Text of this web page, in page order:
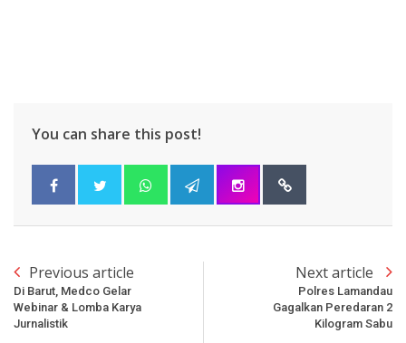
You can share this post!
Previous article
Di Barut, Medco Gelar
Webinar & Lomba Karya
Jurnalistik
Next article
Polres Lamandau
Gagalkan Peredaran 2
Kilogram Sabu